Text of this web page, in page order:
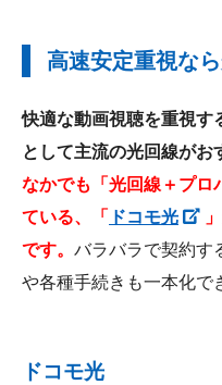
高速安定重視な
快適な動画視聴を重視す
として主流の光回線がお
なかでも「光回線＋プロ
ている、「
ドコモ光
です。 バラバラで契約す
や各種手続きも一本化で
ドコモ光